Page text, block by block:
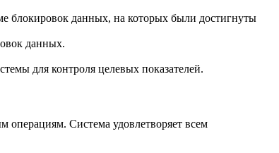
блокировок данных, на которых были достигнуты
данных.
для контроля целевых показателей.
операциям. Система удовлетворяет всем